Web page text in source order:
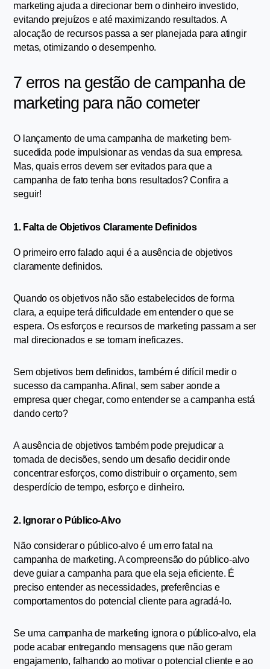
marketing ajuda a direcionar bem o dinheiro investido,
evitando prejuízos e até maximizando resultados. A
alocação de recursos passa a ser planejada para atingir
metas, otimizando o desempenho.
7 erros na gestão de campanha de
marketing para não cometer
O lançamento de uma campanha de marketing bem-
sucedida pode impulsionar as vendas da sua empresa.
Mas, quais erros devem ser evitados para que a
campanha de fato tenha bons resultados? Confira a
seguir!
1. Falta de Objetivos Claramente Definidos
O primeiro erro falado aqui é a ausência de objetivos
claramente definidos.
Quando os objetivos não são estabelecidos de forma
clara, a equipe terá dificuldade em entender o que se
espera. Os esforços e recursos de marketing passam a ser
mal direcionados e se tornam ineficazes.
Sem objetivos bem definidos, também é difícil medir o
sucesso da campanha. Afinal, sem saber aonde a
empresa quer chegar, como entender se a campanha está
dando certo?
A ausência de objetivos também pode prejudicar a
tomada de decisões, sendo um desafio decidir onde
concentrar esforços, como distribuir o orçamento, sem
desperdício de tempo, esforço e dinheiro.
2. Ignorar o Público-Alvo
Não considerar o público-alvo é um erro fatal na
campanha de marketing. A compreensão do público-alvo
deve guiar a campanha para que ela seja eficiente. É
preciso entender as necessidades, preferências e
comportamentos do potencial cliente para agradá-lo.
Se uma campanha de marketing ignora o público-alvo, ela
pode acabar entregando mensagens que não geram
engajamento, falhando ao motivar o potencial cliente e ao